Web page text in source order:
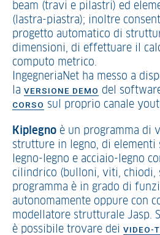
beam (travi e pilastri) ed
(lastra-piastra); inoltre
progetto automatico di
dimensioni, di effettuare il
computo metrico.
IngegneriaNet ha messo a
la VERSIONE DEMO del
CORSO sul proprio canale
Kiplegno è un programma di
strutture in legno, di
legno-legno e acciaio-legno
cilindrico (bulloni, viti, chiodi,
programma è in grado di
autonomamente oppure con
modellatore strutturale Jasp.
è possibile trovare dei VIDEO-